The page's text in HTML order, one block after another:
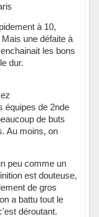
à 10,
une défaite à
les bons
dur.
équipes de 2nde
de buts
Au moins, on
peu comme un
est douteuse,
de gros
a battu tout le
déroutant.